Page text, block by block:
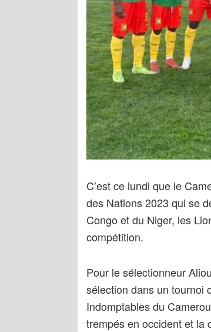
C’est ce lundi que le
des Nations 2023 qui se
Congo et du Niger, les
compétition.
Pour le sélectionneur
sélection dans un tournoi
Indomptables du
trempés en occident et la